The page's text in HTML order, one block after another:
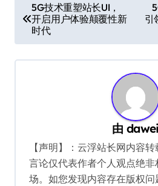
章
导
航
5G技术重塑站长UI，
开启用户体验颠覆性新
时代
引
由dawei
【声明】：云浮站长网内容
言论仅代表作者个人观点绝
场。如您发现内容存在版权